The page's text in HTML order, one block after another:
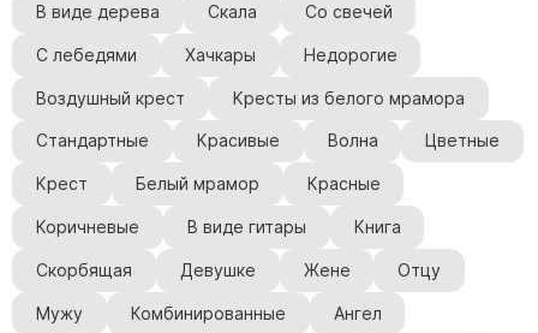
В виде дерева Скала Со свечей
С лебедями Хачкары Недорогие
Воздушный крест Кресты из белого мрамора
Стандартные Красивые Волна Цветные
Крест Белый мрамор Красные
Коричневые В виде гитары Книга
Скорбящая Девушке Жене Отцу
Мужу Комбинированные Ангел